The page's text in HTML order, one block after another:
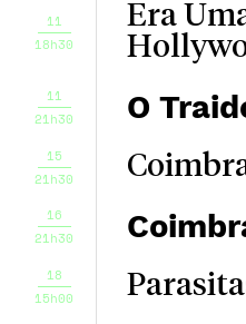
11
18h30
Era
11
21h30
O
15
21h30
16
21h30
18
15h00